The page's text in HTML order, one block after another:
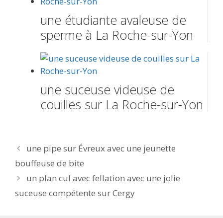
une étudiante avaleuse de
sperme à La Roche-sur-Yon
une suceuse videuse de
couilles sur La Roche-sur-Yon
Navigation
des
une pipe sur Évreux avec une jeunette
bouffeuse de bite
un plan cul avec fellation avec une jolie
suceuse compétente sur Cergy